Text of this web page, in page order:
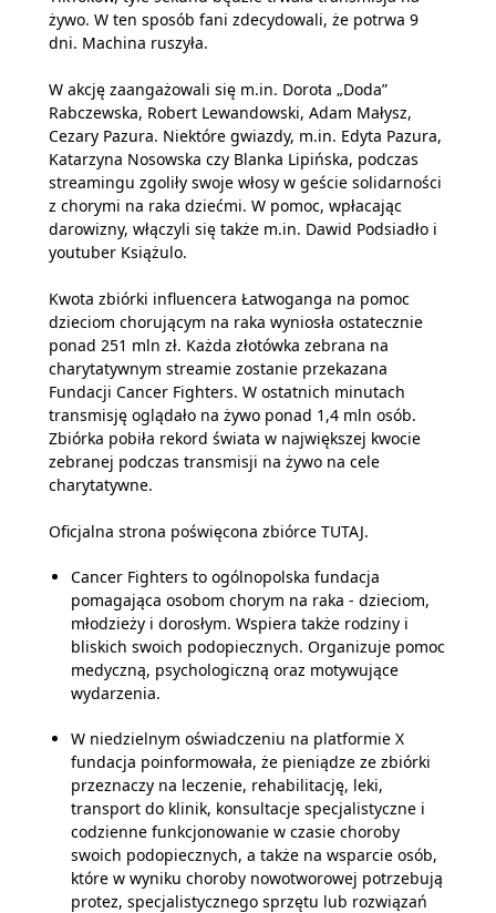
żywo. W ten sposób fani zdecydowali, że potrwa 9
dni. Machina ruszyła.
W akcję zaangażowali się m.in. Dorota „Doda”
Rabczewska, Robert Lewandowski, Adam Małysz,
Cezary Pazura. Niektóre gwiazdy, m.in. Edyta Pazura,
Katarzyna Nosowska czy Blanka Lipińska, podczas
streamingu zgoliły swoje włosy w geście solidarności
z chorymi na raka dziećmi. W pomoc, wpłacając
darowizny, włączyli się także m.in. Dawid Podsiadło i
youtuber Książulo.
Kwota zbiórki influencera Łatwoganga na pomoc
dzieciom chorującym na raka wyniosła ostatecznie
ponad 251 mln zł. Każda złotówka zebrana na
charytatywnym streamie zostanie przekazana
Fundacji Cancer Fighters. W ostatnich minutach
transmisję oglądało na żywo ponad 1,4 mln osób.
Zbiórka pobiła rekord świata w największej kwocie
zebranej podczas transmisji na żywo na cele
charytatywne.
Oficjalna strona poświęcona zbiórce TUTAJ.
Cancer Fighters to ogólnopolska fundacja
pomagająca osobom chorym na raka - dzieciom,
młodzieży i dorosłym. Wspiera także rodziny i
bliskich swoich podopiecznych. Organizuje pomoc
medyczną, psychologiczną oraz motywujące
wydarzenia.
W niedzielnym oświadczeniu na platformie X
fundacja poinformowała, że pieniądze ze zbiórki
przeznaczy na leczenie, rehabilitację, leki,
transport do klinik, konsultacje specjalistyczne i
codzienne funkcjonowanie w czasie choroby
swoich podopiecznych, a także na wsparcie osób,
które w wyniku choroby nowotworowej potrzebują
protez, specjalistycznego sprzętu lub rozwiązań